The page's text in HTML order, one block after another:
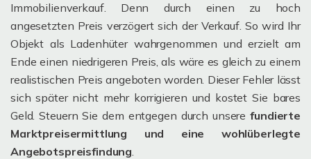
Immobilienverkauf. Denn durch einen zu hoch
angesetzten Preis verzögert sich der Verkauf. So wird Ihr
Objekt als Ladenhüter wahrgenommen und erzielt am
Ende einen niedrigeren Preis, als wäre es gleich zu einem
realistischen Preis angeboten worden. Dieser Fehler lässt
sich später nicht mehr korrigieren und kostet Sie bares
Geld. Steuern Sie dem entgegen durch unserefundierte
Marktpreisermittlung und eine wohlüberlegte
Angebotspreisfindung.